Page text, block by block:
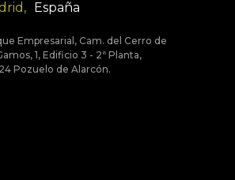
España
Empresarial, Cam. del Cerro de
1, Edificio 3 - 2ª Planta,
Pozuelo de Alarcón.